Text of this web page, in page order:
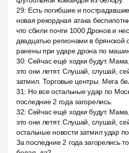
29: Есть погибшие и
новая рекордная атака
что сбили почти 1000 Дронов и
двадцатью регионами в брянской
ранены при ударе дрона по
30: Сейчас ещё ходки будут.
это они летят. Слушай, слушай,
затмил. Торговые центры. Мега
31: Но все остальные удар по
последние 2 года загорелись.
32: Сейчас ещё ходки будут.
это они летят. Слушай, слушай,
остальные новости затмил удар
За последние 2 года загорелись